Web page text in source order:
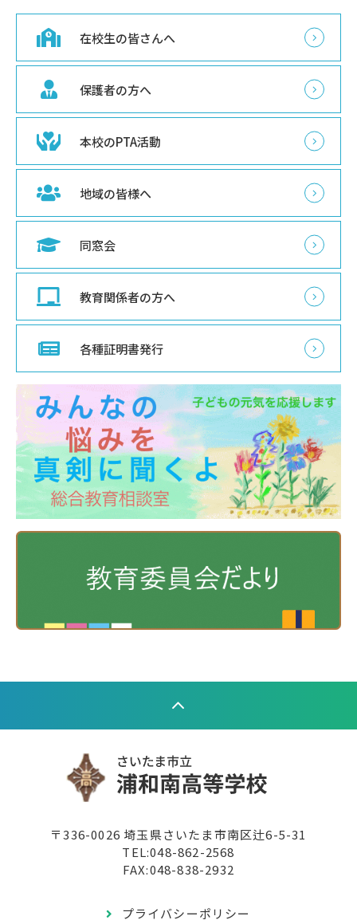
在校生の皆さんへ
保護者の方へ
本校のPTA活動
地域の皆様へ
同窓会
教育関係者の方へ
各種証明書発行
〒336-0026 埼玉県さいたま市南区辻6-5-31
TEL:048-862-2568
FAX:048-838-2932
プライバシーポリシー